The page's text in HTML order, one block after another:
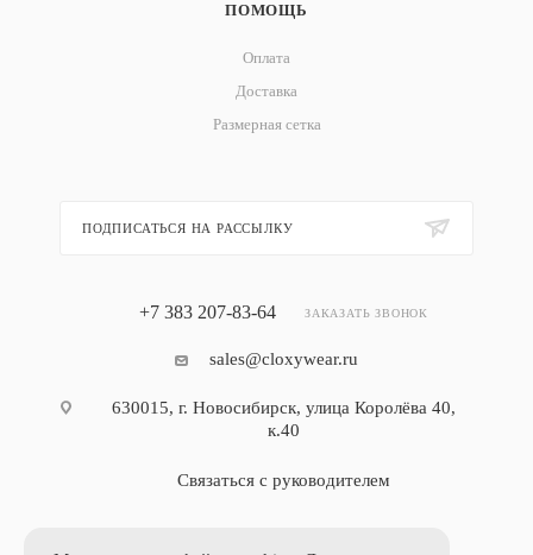
ПОМОЩЬ
Оплата
Доставка
Размерная сетка
ПОДПИСАТЬСЯ НА РАССЫЛКУ
+7 383 207-83-64 ЗАКАЗАТЬ ЗВОНОК
sales@cloxywear.ru
630015, г. Новосибирск, улица Королёва 40,
к.40
Связаться с руководителем